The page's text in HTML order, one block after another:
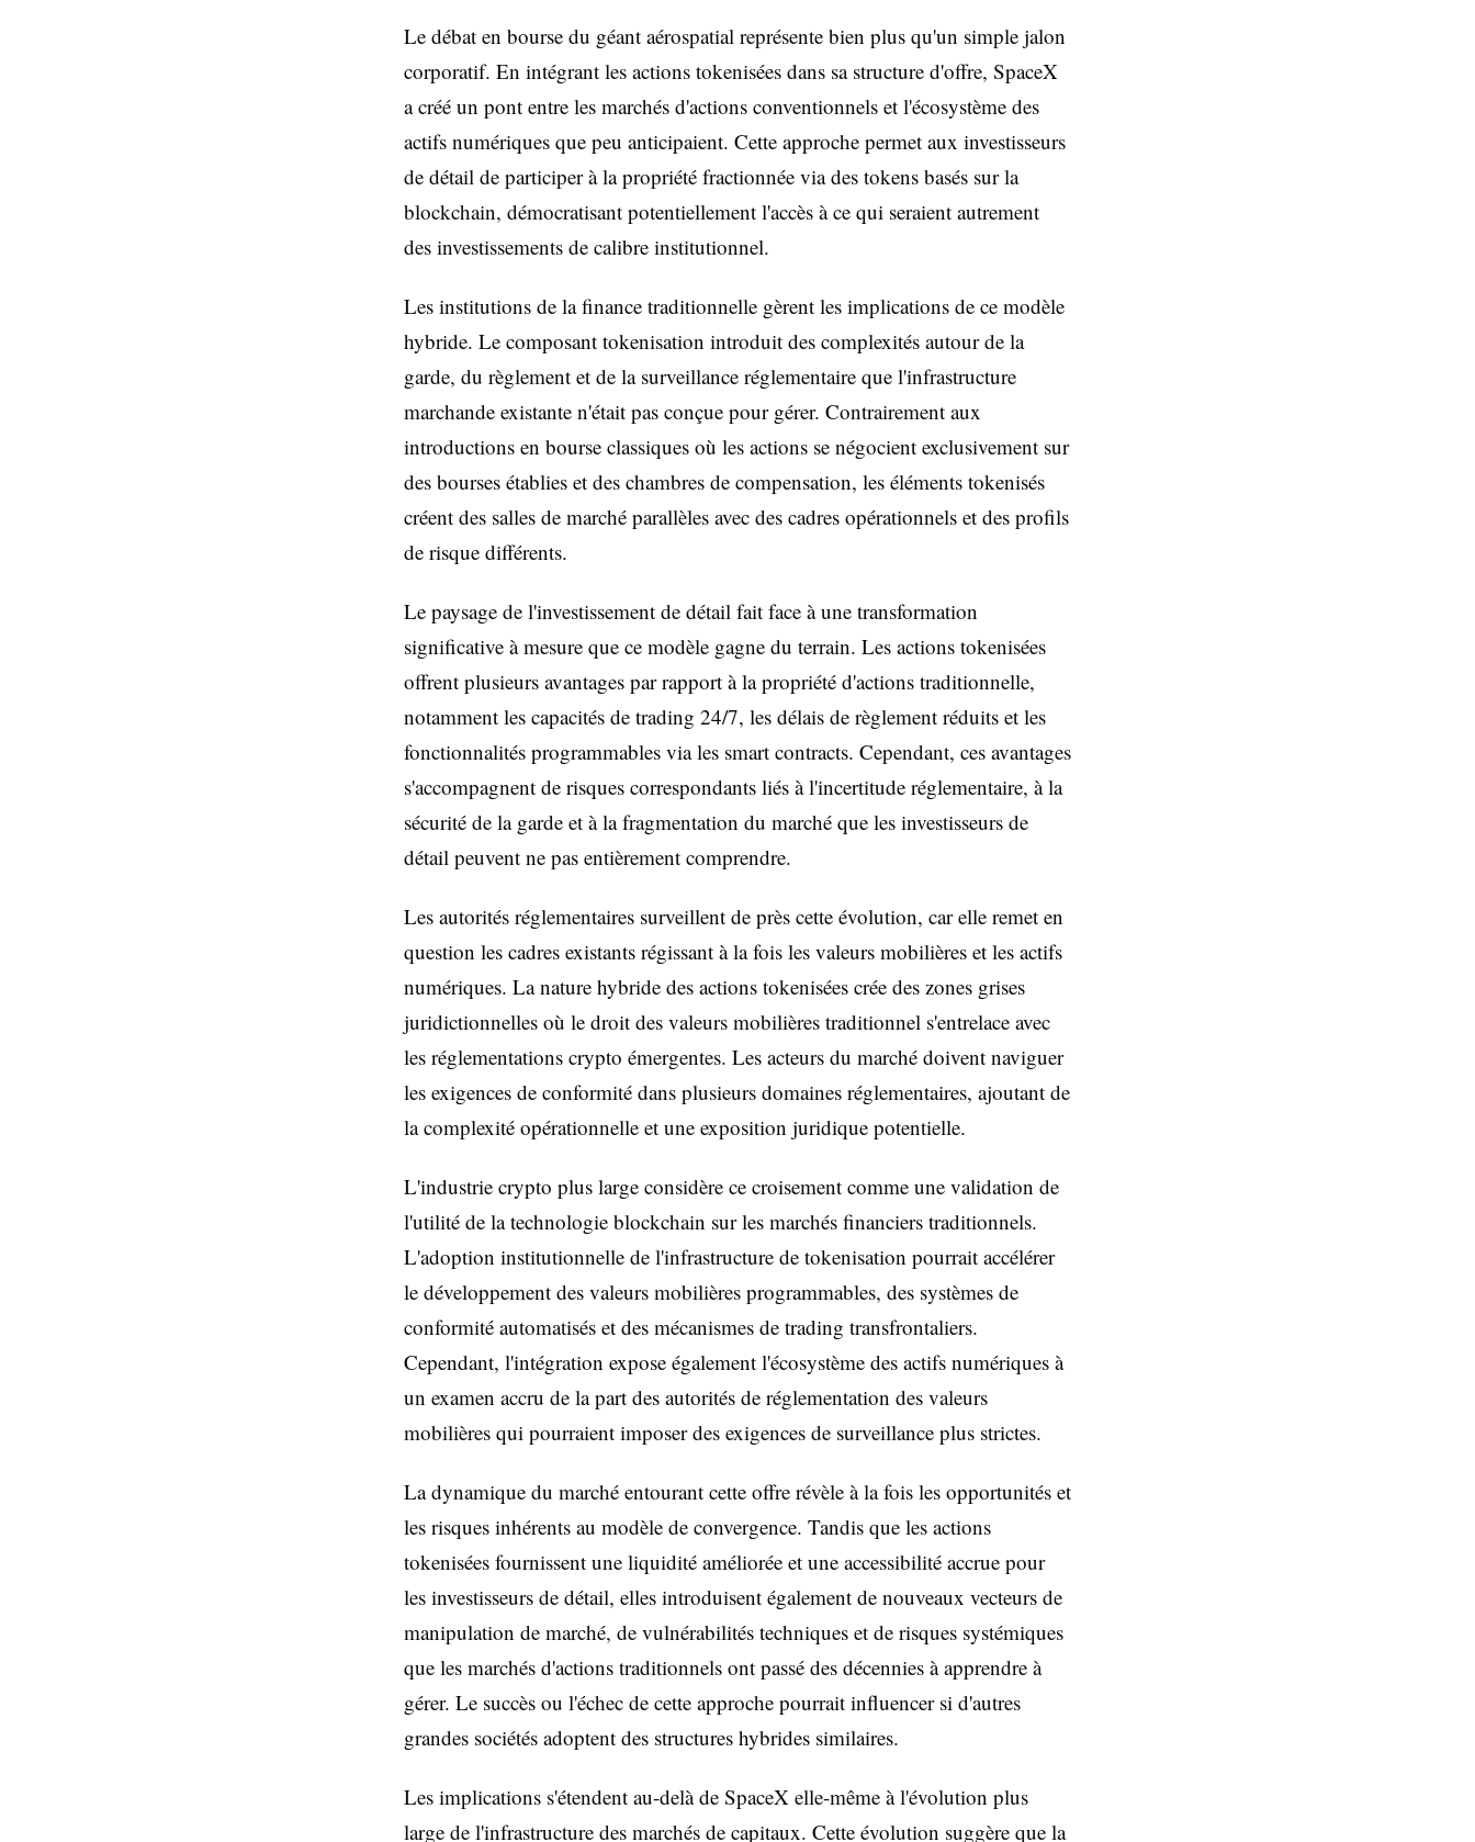
Le débat en bourse du géant aérospatial représente bien plus qu'un simple jalon
corporatif. En intégrant les actions tokenisées dans sa structure d'offre, SpaceX
a créé un pont entre les marchés d'actions conventionnels et l'écosystème des
actifs numériques que peu anticipaient. Cette approche permet aux investisseurs
de détail de participer à la propriété fractionnée via des tokens basés sur la
blockchain, démocratisant potentiellement l'accès à ce qui seraient autrement
des investissements de calibre institutionnel.
Les institutions de la finance traditionnelle gèrent les implications de ce modèle
hybride. Le composant tokenisation introduit des complexités autour de la
garde, du règlement et de la surveillance réglementaire que l'infrastructure
marchande existante n'était pas conçue pour gérer. Contrairement aux
introductions en bourse classiques où les actions se négocient exclusivement sur
des bourses établies et des chambres de compensation, les éléments tokenisés
créent des salles de marché parallèles avec des cadres opérationnels et des profils
de risque différents.
Le paysage de l'investissement de détail fait face à une transformation
significative à mesure que ce modèle gagne du terrain. Les actions tokenisées
offrent plusieurs avantages par rapport à la propriété d'actions traditionnelle,
notamment les capacités de trading 24/7, les délais de règlement réduits et les
fonctionnalités programmables via les smart contracts. Cependant, ces avantages
s'accompagnent de risques correspondants liés à l'incertitude réglementaire, à la
sécurité de la garde et à la fragmentation du marché que les investisseurs de
détail peuvent ne pas entièrement comprendre.
Les autorités réglementaires surveillent de près cette évolution, car elle remet en
question les cadres existants régissant à la fois les valeurs mobilières et les actifs
numériques. La nature hybride des actions tokenisées crée des zones grises
juridictionnelles où le droit des valeurs mobilières traditionnel s'entrelace avec
les réglementations crypto émergentes. Les acteurs du marché doivent naviguer
les exigences de conformité dans plusieurs domaines réglementaires, ajoutant de
la complexité opérationnelle et une exposition juridique potentielle.
L'industrie crypto plus large considère ce croisement comme une validation de
l'utilité de la technologie blockchain sur les marchés financiers traditionnels.
L'adoption institutionnelle de l'infrastructure de tokenisation pourrait accélérer
le développement des valeurs mobilières programmables, des systèmes de
conformité automatisés et des mécanismes de trading transfrontaliers.
Cependant, l'intégration expose également l'écosystème des actifs numériques à
un examen accru de la part des autorités de réglementation des valeurs
mobilières qui pourraient imposer des exigences de surveillance plus strictes.
La dynamique du marché entourant cette offre révèle à la fois les opportunités et
les risques inhérents au modèle de convergence. Tandis que les actions
tokenisées fournissent une liquidité améliorée et une accessibilité accrue pour
les investisseurs de détail, elles introduisent également de nouveaux vecteurs de
manipulation de marché, de vulnérabilités techniques et de risques systémiques
que les marchés d'actions traditionnels ont passé des décennies à apprendre à
gérer. Le succès ou l'échec de cette approche pourrait influencer si d'autres
grandes sociétés adoptent des structures hybrides similaires.
Les implications s'étendent au-delà de SpaceX elle-même à l'évolution plus
large de l'infrastructure des marchés de capitaux. Cette évolution suggère que la